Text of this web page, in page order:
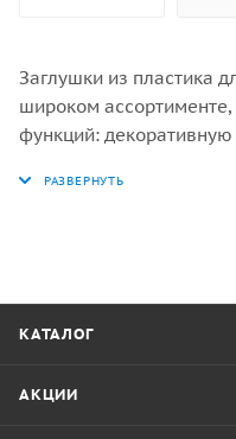
Заглушки из пластика
широком
функций:
попадания внутрь
КАТАЛОГ
АКЦИИ